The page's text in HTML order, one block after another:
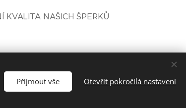
NAŠICH ŠPERKŮ
Přijmout vše Otevřít pokročilá nastavení